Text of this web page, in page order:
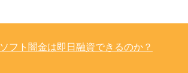
ソフト闇金は即日融資できるのか？